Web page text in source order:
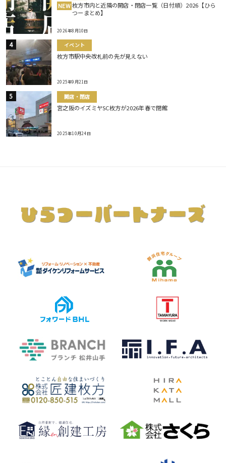
NEW 枚方市内と近隣の開店・閉店一覧（日付順）2026【ひら
つーまとめ】
2026年8月10日
イベント
枚方市駅中央改札前の先が見えない
2025年9月21日
開店・閉店
宮之阪のイズミヤSC枚方が2026年春で閉館
2025年10月24日